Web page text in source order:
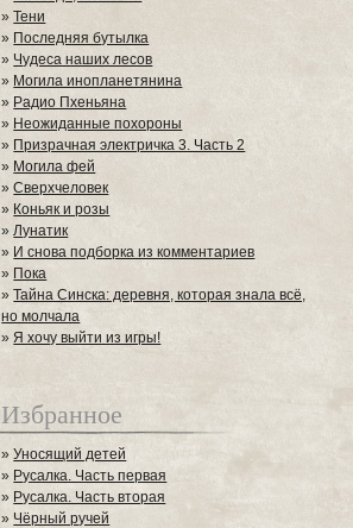
»Тени
» Последняя бутылка
» Чудеса наших лесов
» Могила инопланетянина
» Радио Пхеньяна
» Неожиданные похороны
» Призрачная электричка 3. Часть 2
» Могила фей
»Сверхчеловек
» Коньяк и розы
»Лунатик
» И снова подборка из комментариев
» Пока
»Тайна Синска: деревня, которая знала всё,
но молчала
»Я хочу выйти из игры!
Избранное
»Уносящий детей
» Русалка. Часть первая
» Русалка. Часть вторая
» Чёрный ручей